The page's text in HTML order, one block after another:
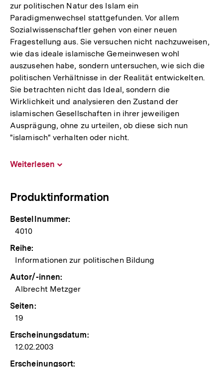
zur politischen Natur des Islam ein
Paradigmenwechsel stattgefunden. Vor allem
Sozialwissenschaftler gehen von einer neuen
Fragestellung aus. Sie versuchen nicht nachzuweisen,
wie das ideale islamische Gemeinwesen wohl
auszusehen habe, sondern untersuchen, wie sich die
politischen Verhältnisse in der Realität entwickelten.
Sie betrachten nicht das Ideal, sondern die
Wirklichkeit und analysieren den Zustand der
islamischen Gesellschaften in ihrer jeweiligen
Ausprägung, ohne zu urteilen, ob diese sich nun
"islamisch" verhalten oder nicht.
Weiterlesen
Produktinformation
Bestellnummer:
4010
Reihe:
Informationen zur politischen Bildung
Autor/-innen:
Albrecht Metzger
Seiten:
19
Erscheinungsdatum:
12.02.2003
Erscheinungsort: